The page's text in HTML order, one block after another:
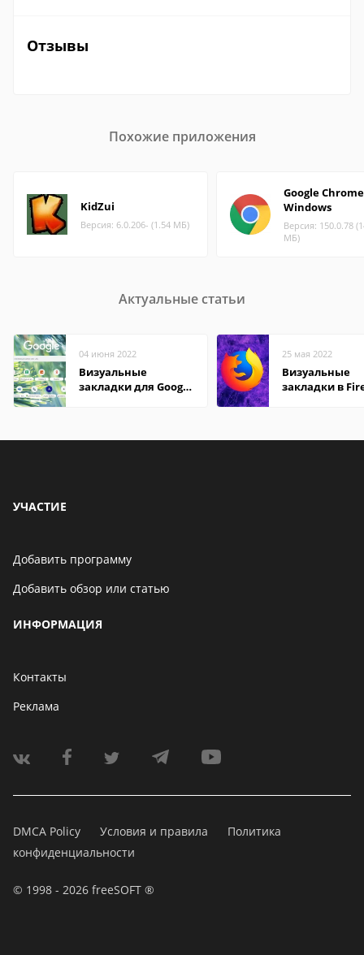
Отзывы
Похожие приложения
KidZui
Версия: 6.0.206- (1.54 МБ)
Google Chrome
Windows
Версия: 150.0.78
МБ)
Актуальные статьи
04 июня 2022
Визуальные
закладки для Google
25 мая 2022
Визуальные
закладки в
УЧАСТИЕ
Добавить программу
Добавить обзор или статью
ИНФОРМАЦИЯ
Контакты
Реклама
DMCA Policy Условия и правила
Политика
конфиденциальности
© 1998 - 2026 freeSOFT ®